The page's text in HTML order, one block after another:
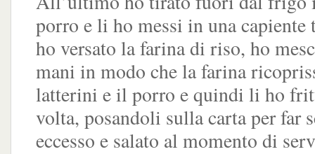
porro e li ho messi in una capiente
ho versato la farina di riso, ho
mani in modo che la farina
latterini e il porro e quindi li ho
volta, posandoli sulla carta per far
eccesso e salato al momento di